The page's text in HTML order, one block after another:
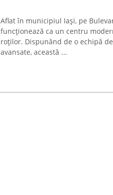
Aflat în municipiul Iași, pe
funcționează ca un centru
roților. Dispunând de o echipă
avansate, această ...